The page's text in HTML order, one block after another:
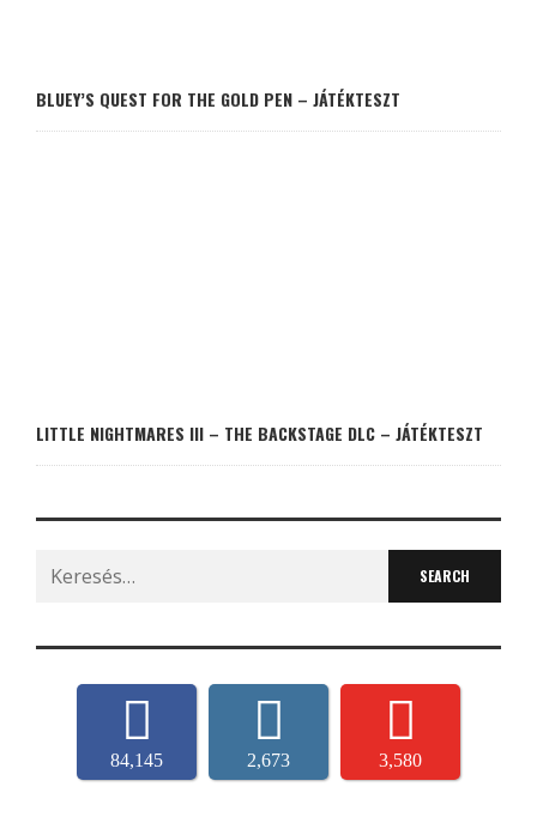
BLUEY’S QUEST FOR THE GOLD PEN – JÁTÉKTESZT
LITTLE NIGHTMARES III – THE BACKSTAGE DLC – JÁTÉKTESZT
Search
for:
84,145 2,673 3,580